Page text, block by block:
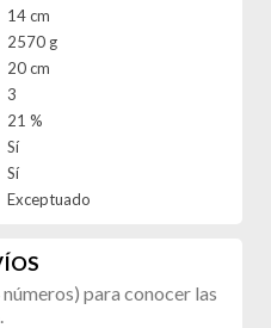
14 cm
2570 g
20 cm
3
21 %
Sí
Sí
Exceptuado
para conocer las